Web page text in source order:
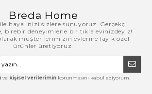
Breda Home
hayalinizi sizlere sunuyoruz. Gerçekçi
birebir deneyimlerle bir tıkla evinizdeyiz!
müşterilerimizin evlerine layık özel
ürünler üretiyoruz.
ve kişisel verilerimin korunmasını kabul ediyorum.